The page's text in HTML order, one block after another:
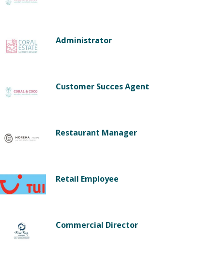
Administrator
Customer Succes Agent
Restaurant Manager
Retail Employee
Commercial Director